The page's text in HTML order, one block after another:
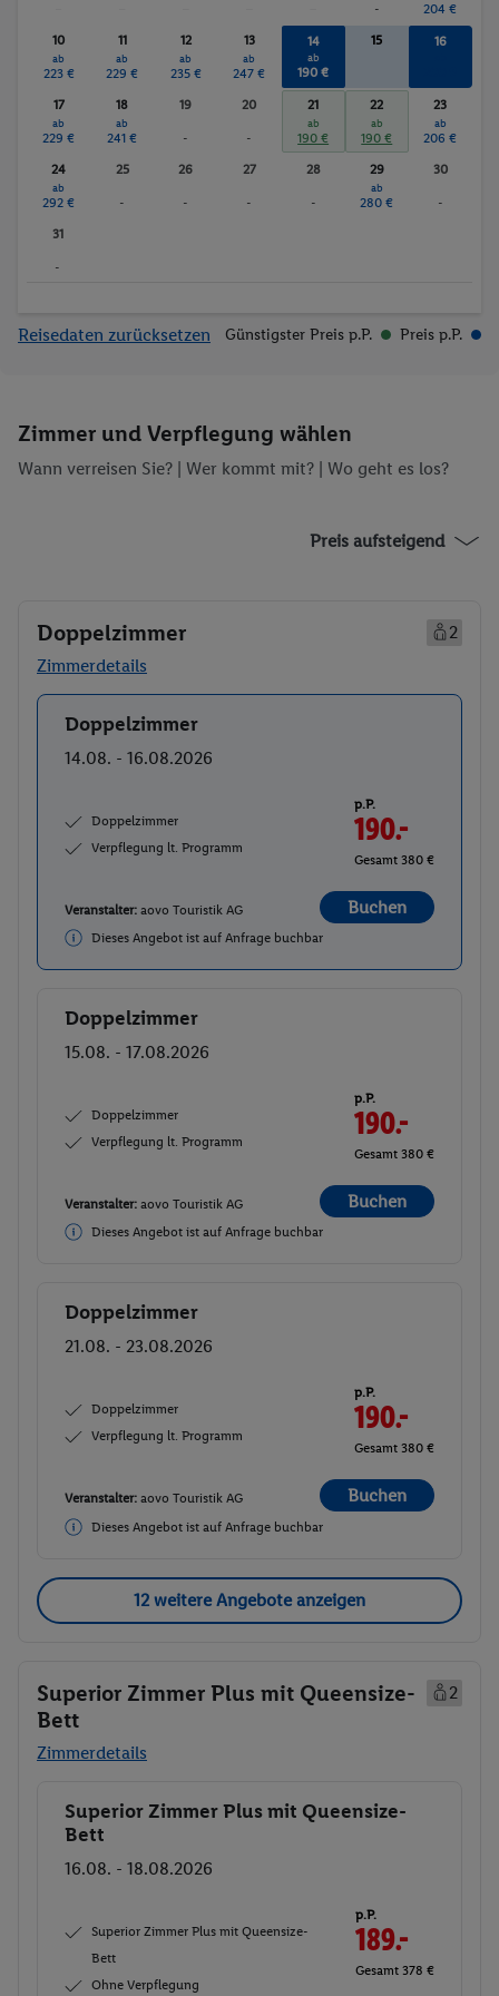
Animation für Kinder
Anzahl der Pools
beheizbare Pools
Bräunungsstudio/Sola
rium
Fitnessstudio
Sauna
Whirlpool
Massagen
-
204 €
10
ab
223 €
11
ab
229 €
12
ab
235 €
13
ab
247 €
14
ab
190 €
15 16
17
ab
229 €
18
ab
241 €
19
-
20
-
21
ab
190 €
22
ab
190 €
23
ab
206 €
24
ab
292 €
25
-
26
-
27
-
28
-
29
ab
280 €
30
-
31
-
Reisedaten zurücksetzen Günstigster Preis p.P. Preis p.P.
Zimmer und Verpflegung wählen
Wann verreisen Sie? | Wer kommt mit? | Wo geht es los?
Preis aufsteigend
Doppelzimmer
2
Zimmerdetails
Buchen
Doppelzimmer
14.08. - 16.08.2026
Doppelzimmer
Verpflegung lt. Programm
p.P.
190.-
Gesamt 380 €
Veranstalter: aovo Touristik AG Buchen
Dieses Angebot ist auf Anfrage buchbar
Buchen
Doppelzimmer
15.08. - 17.08.2026
Doppelzimmer
Verpflegung lt. Programm
p.P.
190.-
Gesamt 380 €
Veranstalter: aovo Touristik AG Buchen
Dieses Angebot ist auf Anfrage buchbar
Buchen
Doppelzimmer
21.08. - 23.08.2026
Doppelzimmer
Verpflegung lt. Programm
p.P.
190.-
Gesamt 380 €
Veranstalter: aovo Touristik AG Buchen
Dieses Angebot ist auf Anfrage buchbar
12 weitere Angebote anzeigen
Superior Zimmer Plus mit Queensize-
Bett
2
Zimmerdetails
Buchen
Superior Zimmer Plus mit Queensize-
Bett
16.08. - 18.08.2026
Superior Zimmer Plus mit Queensize-
Bett
Ohne Verpflegung
p.P.
189.-
Gesamt 378 €